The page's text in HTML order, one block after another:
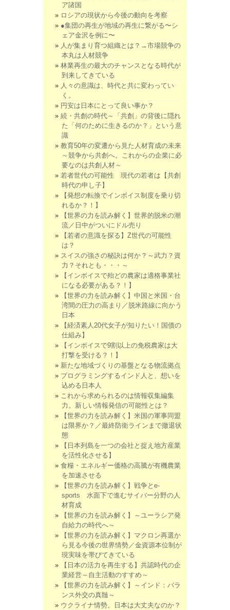
ア諸国
ロシアの現状から今後の動向を考察
●集団の再生が地域の再生に繋がる〜シ
ェア金沢を例に〜
人が集まり育つ組織とは？→市場競争の
本丸は人材競争
林業再生の最大のチャンスとなる時代が
到来してきている
人々の意識は、時代と共に変わってい
く。
円安は日本にとって良い事か？
続・共創の時代～「共創」の背後に隠れ
た「何のために生きるのか？」という意
識
教育50年の変遷から見た人材育成の未来
～競争から共創へ。これからの企業に必
要なのは共創人材～
若者世代の可能性 現代の若者は【共創
時代の申し子】
【発想の転換でインボイス制度を乗り切
れるか？！】
【世界の力を読み解く】世界的脱米の潮
流／日中がついにドル売り
【若者の意識を探る】Z世代の可能性
は？
スイスの強さの秘訣は何か？～武力？資
力？それとも・・・～
【インボイスで殆どの農家は適格事業社
になる必要がある？！】
【世界の力を読み解く】中国と米国・台
湾間の圧力の高まり／脱米路線に向かう
日本
【経済素人20代女子が知りたい！国債の
仕組み】
【インボイスで9割以上の免税農家は大
打撃を受ける？！】
新たな地域づくりの基盤となる物流拠点
プログラミングするインド人と、想いを
込める日本人
これから求められるのは情報収集編集
力。新しい情報発信の可能性とは？
【世界の力を読み解く】米国の軍事同盟
は限界か？／最終防衛ラインまで撤退状
態
【日本列島を一つの会社と捉え地方産業
を活性化させる】
食糧・エネルギー価格の高騰が有機農業
を加速させる
【世界の力を読み解く】戦争とe-
sports 水面下で進むサイバー分野の人
材育成
【世界の力を読み解く】～ユーラシア発
自給力の時代へ～
【世界の力を読み解く】マクロン再選か
ら見る今後の世界情勢／金資源本位制が
現実味を帯びてきている
【日本の活力を再生する】共認時代の企
業経営～自主活動のすすめ～
【世界の力を読み解く】～インド：バラ
ンス外交の真髄～
ウクライナ情勢。日本は大丈夫なのか？